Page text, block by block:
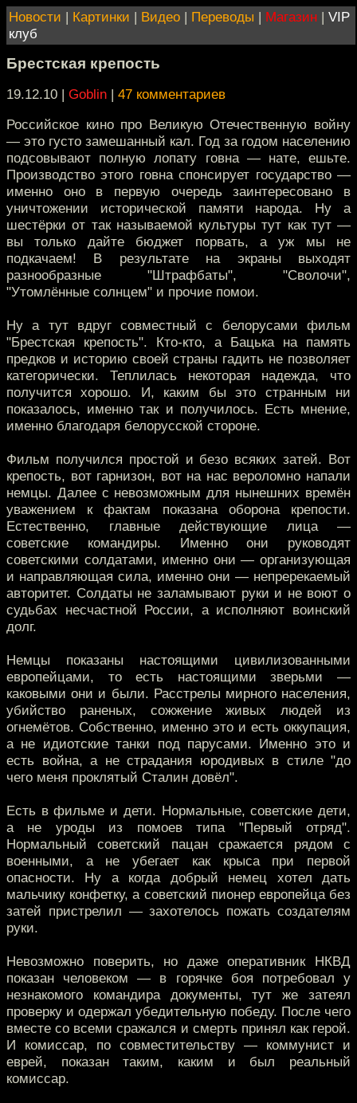
Новости | Картинки | Видео | Переводы | Магазин | VIP
клуб
Брестская крепость
19.12.10 | Goblin | 47 комментариев
Российское кино про Великую Отечественную войну
— это густо замешанный кал. Год за годом населению
подсовывают полную лопату говна — нате, ешьте.
Производство этого говна спонсирует государство —
именно оно в первую очередь заинтересовано в
уничтожении исторической памяти народа. Ну а
шестёрки от так называемой культуры тут как тут —
вы только дайте бюджет порвать, а уж мы не
подкачаем! В результате на экраны выходят
разнообразные "Штрафбаты", "Сволочи",
"Утомлённые солнцем" и прочие помои.
Ну а тут вдруг совместный с белорусами фильм
"Брестская крепость". Кто-кто, а Бацька на память
предков и историю своей страны гадить не позволяет
категорически. Теплилась некоторая надежда, что
получится хорошо. И, каким бы это странным ни
показалось, именно так и получилось. Есть мнение,
именно благодаря белорусской стороне.
Фильм получился простой и безо всяких затей. Вот
крепость, вот гарнизон, вот на нас вероломно напали
немцы. Далее с невозможным для нынешних времён
уважением к фактам показана оборона крепости.
Естественно, главные действующие лица —
советские командиры. Именно они руководят
советскими солдатами, именно они — организующая
и направляющая сила, именно они — непререкаемый
авторитет. Солдаты не заламывают руки и не воют о
судьбах несчастной России, а исполняют воинский
долг.
Немцы показаны настоящими цивилизованными
европейцами, то есть настоящими зверьми —
каковыми они и были. Расстрелы мирного населения,
убийство раненых, сожжение живых людей из
огнемётов. Собственно, именно это и есть оккупация,
а не идиотские танки под парусами. Именно это и
есть война, а не страдания юродивых в стиле "до
чего меня проклятый Сталин довёл".
Есть в фильме и дети. Нормальные, советские дети,
а не уроды из помоев типа "Первый отряд".
Нормальный советский пацан сражается рядом с
военными, а не убегает как крыса при первой
опасности. Ну а когда добрый немец хотел дать
мальчику конфетку, а советский пионер европейца без
затей пристрелил — захотелось пожать создателям
руки.
Невозможно поверить, но даже оперативник НКВД
показан человеком — в горячке боя потребовал у
незнакомого командира документы, тут же затеял
проверку и одержал убедительную победу. После чего
вместе со всеми сражался и смерть принял как герой.
И комиссар, по совместительству — коммунист и
еврей, показан таким, каким и был реальный
комиссар.